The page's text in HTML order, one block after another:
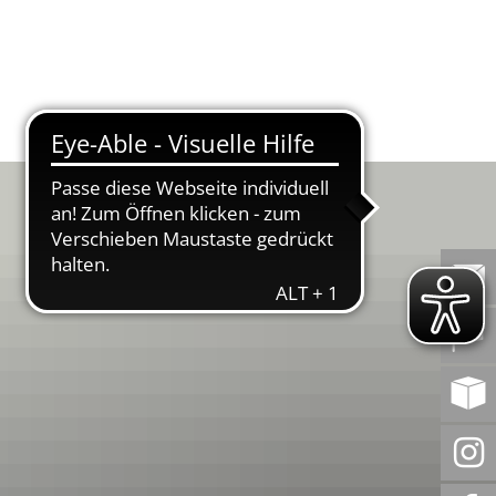
BEMERKENSWERT